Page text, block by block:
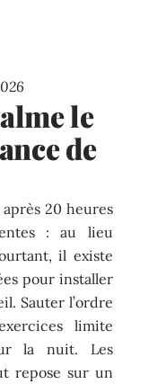
le
de
20 heures
: au lieu
il existe
pour installer
Sauter l’ordre
limite
la nuit. Les
repose sur un